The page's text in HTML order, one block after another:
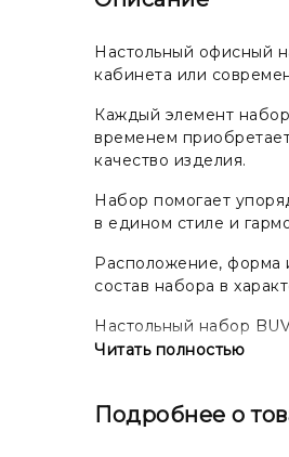
Настольный офисный
кабинета или
Каждый элемент
временем
качество изделия.
Набор помогает
в едином стиле и
Расположение, форма
состав набора в
Настольный набор
коллеги или владельца
являются дефектом, а
Читать полностью
Подробнее о